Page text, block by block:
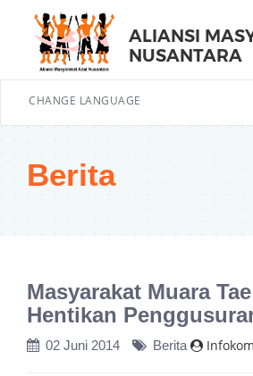
ALIANSI
NUSANTARA
CHANGE LANGUAGE
Berita
Masyarakat Muara
Hentikan
02 Juni 2014 Berita